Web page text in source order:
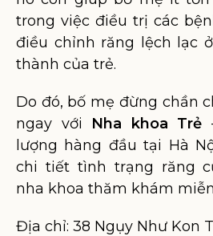
trong việc điều trị các
điều chỉnh răng lệch lạc
thành của trẻ.
Do đó, bố mẹ đừng chần
ngay với Nha khoa Trẻ
lượng hàng đầu tại Hà
chi tiết tình trạng răng
nha khoa thăm khám
Địa chỉ: 38 Ngụy Như Kon